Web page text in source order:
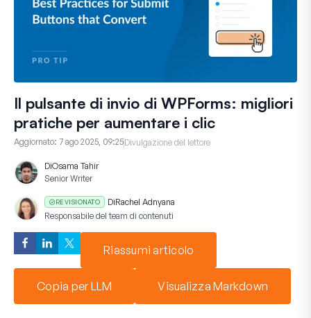
Il pulsante di invio di WPForms: migliori
pratiche per aumentare i clic
Aggiornato: 7 ago 2025, 09:25Divulgazione del lettore
DiOsama Tahir
Senior Writer
REVISIONATO DiRachel Adnyana
Responsabile del team di contenuti
Riassumi articolo
Copia per LLM Visualizza Markdown